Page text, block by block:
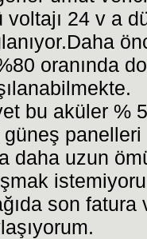
voltajı 24 v a
oranında
bu aküler %
panelleri
daha uzun
son fatura